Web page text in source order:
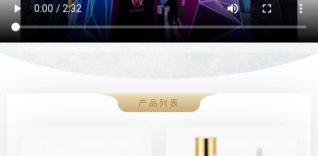
产品列表